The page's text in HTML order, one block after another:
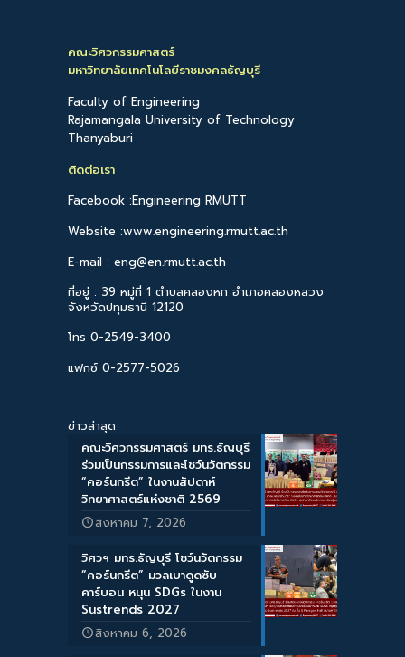
คณะวิศวกรรมศาสตร์
มหาวิทยาลัยเทคโนโลยีราชมงคลธัญบุรี
Faculty of Engineering
Rajamangala University of Technology
Thanyaburi
ติดต่อเรา
Facebook :Engineering RMUTT
Website :www.engineering.rmutt.ac.th
E-mail : eng@en.rmutt.ac.th
ที่อยู่ : 39 หมู่ที่ 1 ตำบลคลองหก อำเภอคลองหลวง
จังหวัดปทุมธานี 12120
โทร 0-2549-3400
แฟกซ์ 0-2577-5026
ข่าวล่าสุด
คณะวิศวกรรมศาสตร์ มทร.ธัญบุรี
ร่วมเป็นกรรมการและโชว์นวัตกรรม
“คอร์นกรีต” ในงานสัปดาห์
วิทยาศาสตร์แห่งชาติ 2569
สิงหาคม 7, 2026
วิศวฯ มทร.ธัญบุรี โชว์นวัตกรรม
“คอร์นกรีต” มวลเบาดูดซับ
คาร์บอน หนุน SDGs ในงาน
Sustrends 2027
สิงหาคม 6, 2026